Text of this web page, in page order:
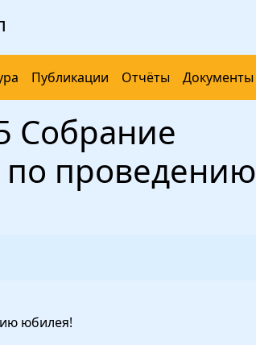
Публикации Отчёты Документы
Собрание
проведению
юбилея!